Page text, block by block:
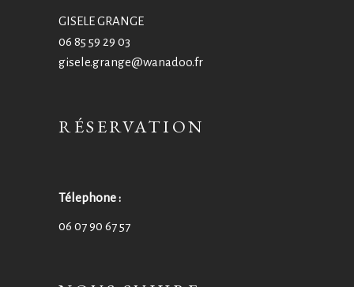
GISELE GRANGE
06 85 59 29 03
gisele.grange@wanadoo.fr
RÉSERVATION
Télephone :
06 07 90 67 57